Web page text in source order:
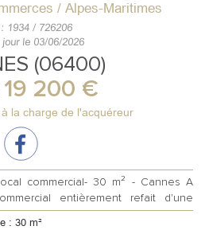
/ Alpes-Maritimes
1934 / 726206
le 03/06/2026
(06400)
19 200 €
à la charge de l'acquéreur
commercial- 30 m² - Cannes A
entièrement refait d'une
: 30 m²